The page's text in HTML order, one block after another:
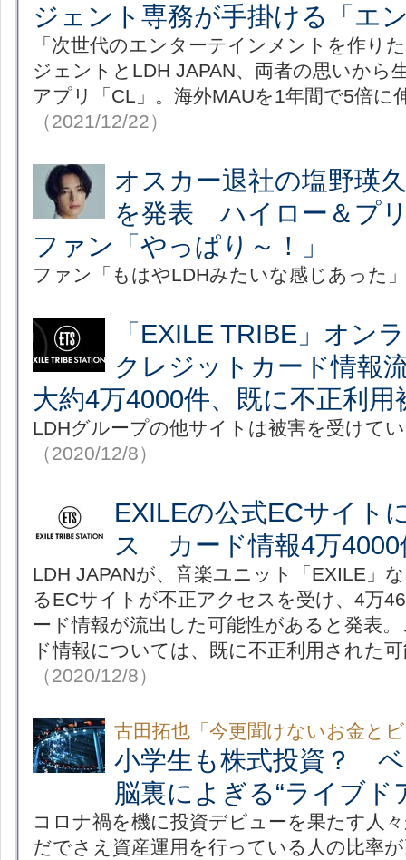
ジェント専務が手掛ける「エ
「次世代のエンターテインメントを作り
ジェントとLDH JAPAN、両者の思いから
アプリ「CL」。海外MAUを1年間で5倍に
（2021/12/22）
オスカー退社の塩野瑛
を発表 ハイロー＆プ
ファン「やっぱり～！」
ファン「もはやLDHみたいな感じあった」
「EXILE TRIBE」オン
クレジットカード情報
大約4万4000件、既に不正利用
LDHグループの他サイトは被害を受けて
（2020/12/8）
EXILEの公式ECサイト
ス カード情報4万4000
LDH JAPANが、音楽ユニット「EXILE」
るECサイトが不正アクセスを受け、4万
ード情報が流出した可能性があると発表
ド情報については、既に不正利用された
（2020/12/8）
古田拓也「今更聞けないお金と
小学生も株式投資？
脳裏によぎる“ライブド
コロナ禍を機に投資デビューを果たす人
だでさえ資産運用を行っている人の比率